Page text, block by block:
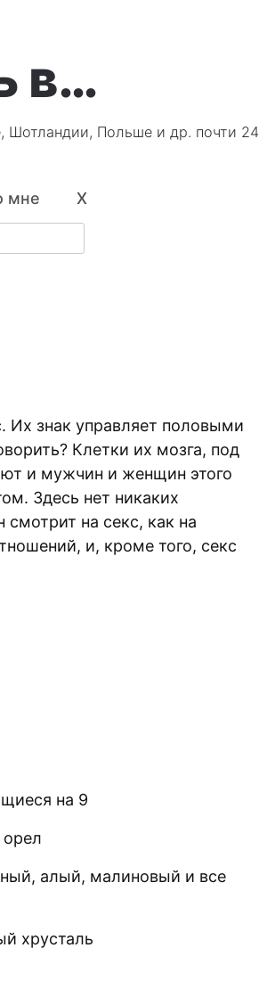
в…
Шотландии, Польше и др. почти 24
мне X
Их знак управляет половыми
Клетки их мозга, под
и мужчин и женщин этого
Здесь нет никаких
на секс, как на
и, кроме того, секс
на 9
алый, малиновый и все
хрусталь